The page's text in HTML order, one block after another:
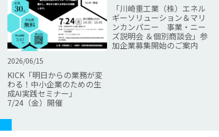
2026/06/15
KICK「明日からの業務が変
わる！中小企業のための生
成AI実践セミナー」
7/24（金）開催
「川崎重工業（株）エネル
ギーソリューション＆マリ
ンカンパニー 事業・ニー
ズ説明会 ＆個別商談会」参
加企業募集開始のご案内